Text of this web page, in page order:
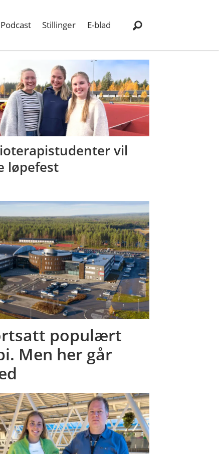
Podcast Stillinger E-blad
vil
løpefest
populært
Men her går